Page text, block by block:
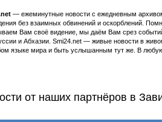
— ежеминутные новости с ежедневным
без взаимных обвинений и оскорблений.
Вам своё видение, мы даём Вам срез
и Абхазии. Smi24.net — живые новости в
языке мира и быть услышанным тут же. В
от наших партнёров в